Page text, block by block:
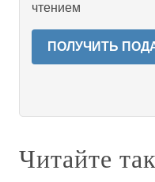
чтением
ПОЛУЧИТЬ
Читайте